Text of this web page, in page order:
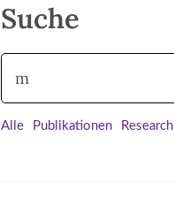
Suche
Alle Publikationen Research